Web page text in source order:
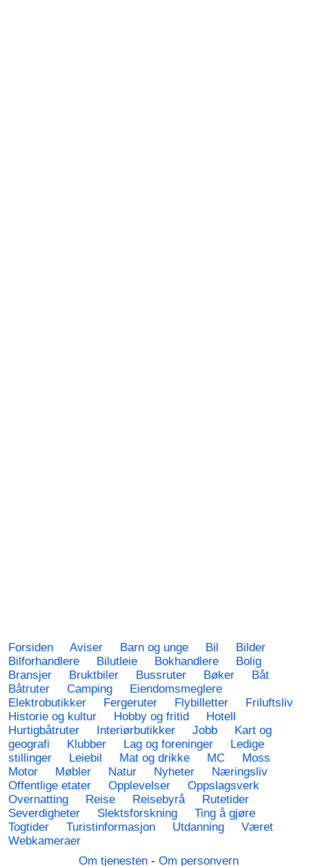
Forsiden Aviser Barn og unge Bil
Bilder
Bilforhandlere
Bilutleie Bokhandlere
Bolig
Bransjer
Bruktbiler Bussruter Bøker
Båt
Båtruter
Camping
Eiendomsmeglere
Elektrobutikker
Fergeruter Flybilletter
Friluftsliv
Historie og kultur
Hobby og fritid
Hotell
Hurtigbåtruter
Interiørbutikker Jobb
Kart og
geografi
Klubber Lag og foreninger
Ledige
stillinger
Leiebil Mat og drikke MC
Moss
Motor
Møbler Natur Nyheter
Næringsliv
Offentlige etater
Opplevelser
Oppslagsverk
Overnatting
Reise Reisebyrå
Rutetider
Severdigheter
Slektsforskning
Ting å gjøre
Togtider
Turistinformasjon Utdanning
Været
Webkameraer
Om tjenesten - Om personvern